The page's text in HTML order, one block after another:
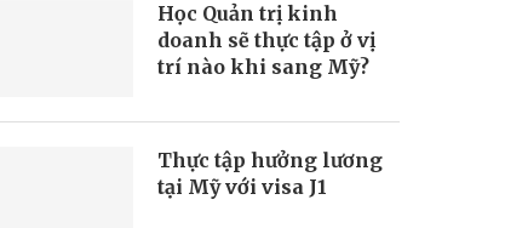
Học Quản trị kinh
doanh sẽ thực tập ở vị
trí nào khi sang Mỹ?
Thực tập hưởng lương
tại Mỹ với visa J1